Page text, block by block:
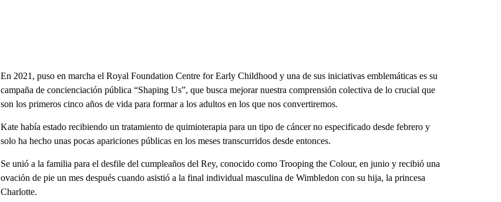
En 2021, puso en marcha el Royal Foundation Centre for Early Childhood y una de sus iniciativas emblemáticas es su
campaña de concienciación pública “Shaping Us”, que busca mejorar nuestra comprensión colectiva de lo crucial que
son los primeros cinco años de vida para formar a los adultos en los que nos convertiremos.
Kate había estado recibiendo un tratamiento de quimioterapia para un tipo de cáncer no especificado desde febrero y
solo ha hecho unas pocas apariciones públicas en los meses transcurridos desde entonces.
Se unió a la familia para el desfile del cumpleaños del Rey, conocido como Trooping the Colour, en junio y recibió una
ovación de pie un mes después cuando asistió a la final individual masculina de Wimbledon con su hija, la princesa
Charlotte.